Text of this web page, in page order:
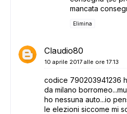
mancata
Elimina
Claudio80
10 aprile 2017 alle ore 17:13
codice 790203941236
da milano
ho nessuna auto...io
le elezioni siccome mi